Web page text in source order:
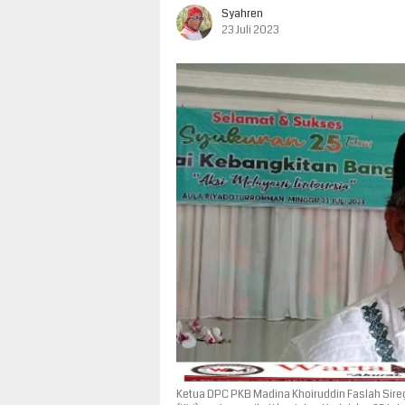
Syahren
23 Juli 2023
Ketua DPC PKB Madina Khoiruddin Faslah